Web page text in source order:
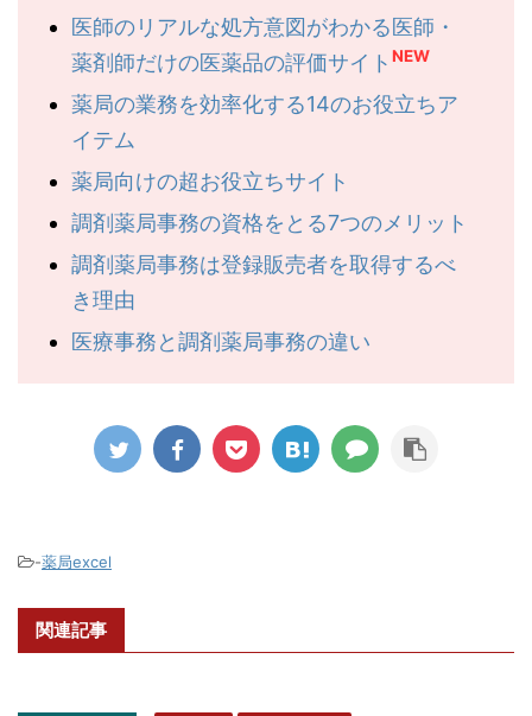
医師のリアルな処方意図がわかる医師・
薬剤師だけの医薬品の評価サイト NEW
薬局の業務を効率化する14のお役立ちア
イテム
薬局向けの超お役立ちサイト
調剤薬局事務の資格をとる7つのメリット
調剤薬局事務は登録販売者を取得するべ
き理由
医療事務と調剤薬局事務の違い
-薬局excel
関連記事